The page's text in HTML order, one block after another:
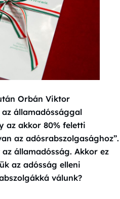
Orbán Viktor
államadóssággal
az akkor 80% feletti
az adósrabszolgasághoz”.
államadósság. Akkor ez
az adósság elleni
válunk?